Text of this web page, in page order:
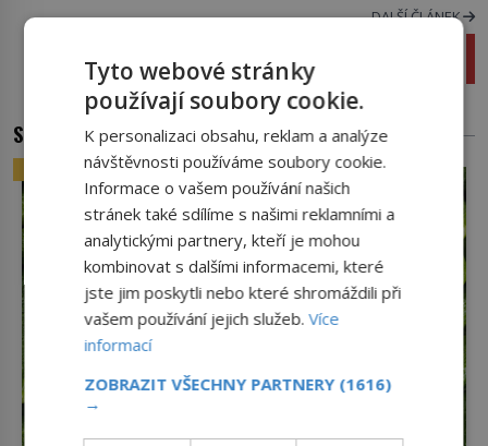
DALŠÍ ČLÁNEK
jeřába popelavého za poslední desítky let
SOUVISEJÍCÍ ČLÁNKY
ZAJÍMAVOSTI
Tyto webové stránky
používají soubory cookie.
K personalizaci obsahu, reklam a analýze
návštěvnosti používáme soubory cookie.
Informace o vašem používání našich
stránek také sdílíme s našimi reklamními a
analytickými partnery, kteří je mohou
kombinovat s dalšími informacemi, které
jste jim poskytli nebo které shromáždili při
vašem používání jejich služeb.Více
informací
ZOBRAZIT VŠECHNY PARTNERY (1616)
→